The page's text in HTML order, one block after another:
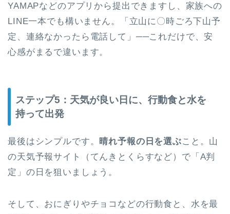
YAMAPなどのアプリから提出できますし、家族への
LINE一本でも構いません。「立山に〇時ごろ下山予
定、連絡なかったら電話して」──これだけで、安
心感がまるで違います。
ステップ5：天気が良い日に、行動食と水を
持って出発
最後はシンプルです。 晴れ予報の日を選ぶこと。山
の天気予報サイト（てんきとくらすなど）で「A判
定」の日を狙いましょう。
そして、おにぎりやチョコなどの行動食と、水を最